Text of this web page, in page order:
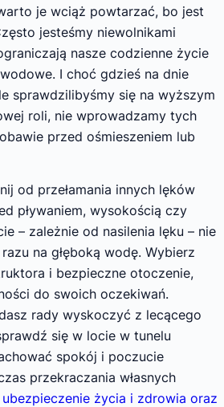
je wciąż powtarzać, bo jest
jesteśmy niewolnikami
nasze codzienne życie
I choć gdzieś na dnie
sprawdzilibyśmy się na wyższym
roli, nie wprowadzamy tych
przed ośmieszeniem lub
od przełamania innych lęków
pływaniem, wysokością czy
– zależnie od nasilenia lęku – nie
na głęboką wodę. Wybierz
i bezpieczne otoczenie,
do swoich oczekiwań.
rady wyskoczyć z lecącego
się w locie w tunelu
spokój i poczucie
przekraczania własnych
ubezpieczenie życia i zdrowia oraz